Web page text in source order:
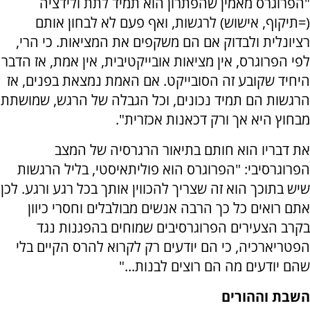
(=תיקוף, אישוש) לרגשות, ואף פעם לא לבחון אותם
רציונלית ולבדוק אם הם משקפים את המציאות. כי הרי,
לפי הפרוגרס, אין מציאות אובייקטיבית, אין אמת, אז הדבר
היחיד שקובע זה הסובייקט. אם האמת נמצאת בפנים, אז
הרגשות הם תמיד נכונים, וכל הגבלה של הרגש, שמושתת
מבחוץ היא אך ורק דכאנות אכזרית".
את דבריו הוא חותם בתיאור הרגרסיה של המצב
הפרוגרסיבי: "הפרוגרס הוא פוליתאיסטי, בליל הרגשות
שיש בתוכך הוא זה שצריך להכווין אותך בכל רגע ורגע. לכן
אתם רואים כל כך הרבה אנשים מבולבלים וחסרי כיוון
בקרב הצעירים הפרוגרסיבים שמוחים בהפגנות נגד
הפטריארכיה, כי הם יודעים רק לקרוא להרס הקיים בלי
שהם יודעים מה הם רוצים לבנות..."
השבת וההורים